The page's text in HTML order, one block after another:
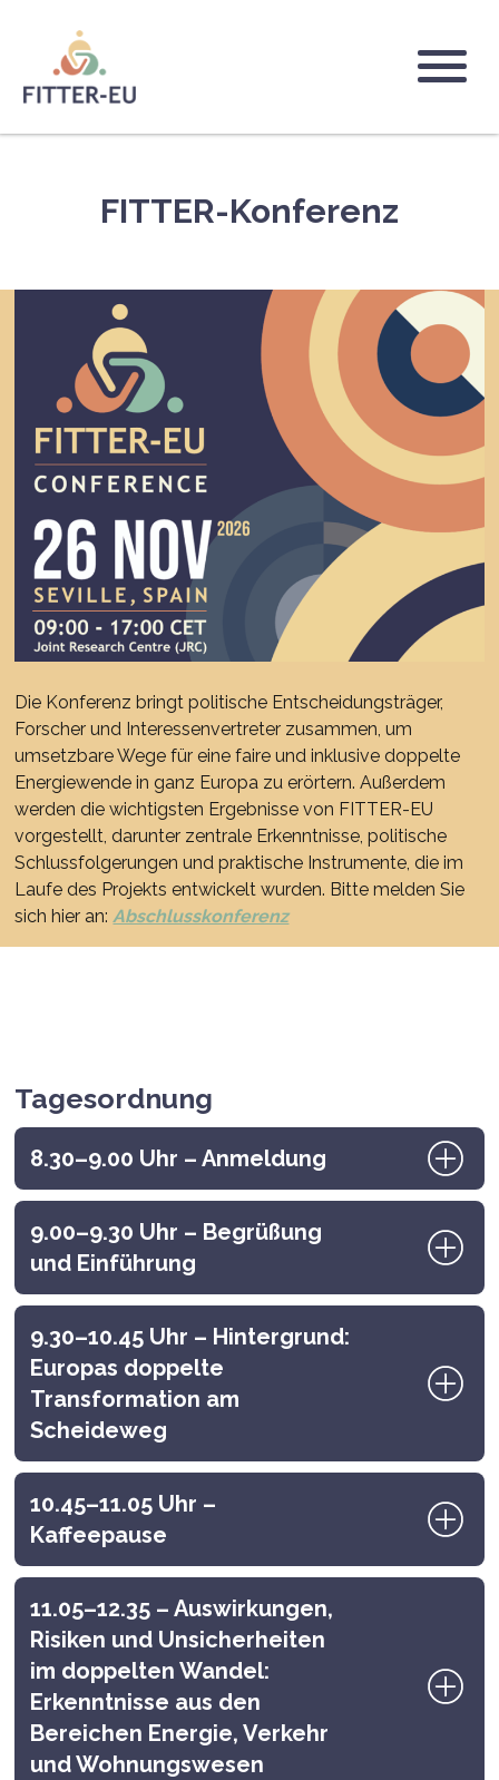
Logo
FITTER-Konferenz
Die Konferenz bringt politische Entscheidungsträger,
Forscher und Interessenvertreter zusammen, um
umsetzbare Wege für eine faire und inklusive doppelte
Energiewende in ganz Europa zu erörtern. Außerdem
werden die wichtigsten Ergebnisse von FITTER-EU
vorgestellt, darunter zentrale Erkenntnisse, politische
Schlussfolgerungen und praktische Instrumente, die im
Laufe des Projekts entwickelt wurden. Bitte melden Sie
sich hier an:Abschlusskonferenz
Tagesordnung
8.30–9.00 Uhr – Anmeldung
9.00–9.30 Uhr – Begrüßung
und Einführung
9.30–10.45 Uhr – Hintergrund:
Europas doppelte
Transformation am
Scheideweg
10.45–11.05 Uhr –
Kaffeepause
11.05–12.35 – Auswirkungen,
Risiken und Unsicherheiten
im doppelten Wandel:
Erkenntnisse aus den
Bereichen Energie, Verkehr
und Wohnungswesen